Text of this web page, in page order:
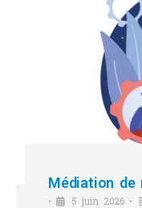
Médiation de
• 5 juin 2026 •